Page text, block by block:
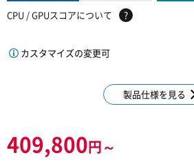
CPU / GPUスコアについて
?
カスタマイズの変更可
製品仕様を見る
409,800円～